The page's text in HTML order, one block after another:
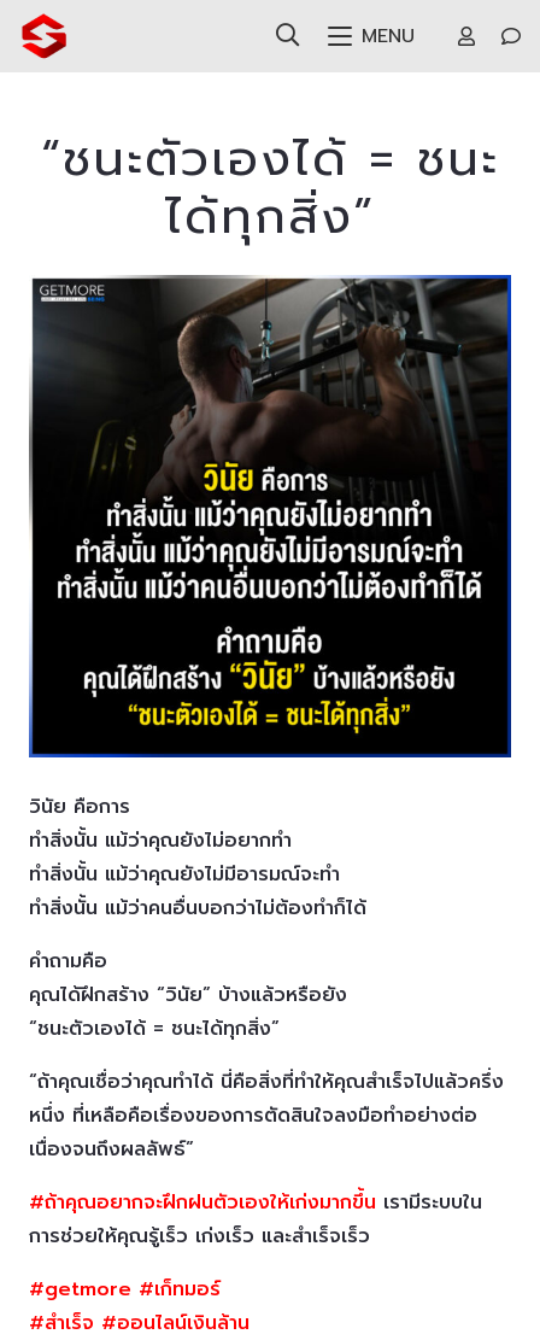
MENU
“ชนะตัวเองได้ = ชนะ
ได้ทุกสิ่ง”
วินัย คือการ
ทำสิ่งนั้น แม้ว่าคุณยังไม่อยากทำ
ทำสิ่งนั้น แม้ว่าคุณยังไม่มีอารมณ์จะทำ
ทำสิ่งนั้น แม้ว่าคนอื่นบอกว่าไม่ต้องทำก็ได้
คำถามคือ
คุณได้ฝึกสร้าง “วินัย” บ้างแล้วหรือยัง
“ชนะตัวเองได้ = ชนะได้ทุกสิ่ง”
“ถ้าคุณเชื่อว่าคุณทำได้ นี่คือสิ่งที่ทำให้คุณสำเร็จไปแล้วครึ่ง
หนึ่ง ที่เหลือคือเรื่องของการตัดสินใจลงมือทำอย่างต่อ
เนื่องจนถึงผลลัพธ์”
#ถ้าคุณอยากจะฝึกฝนตัวเองให้เก่งมากขึ้น เรามีระบบใน
การช่วยให้คุณรู้เร็ว เก่งเร็ว และสำเร็จเร็ว
#getmore #เก็ทมอร์
#สำเร็จ #ออนไลน์เงินล้าน